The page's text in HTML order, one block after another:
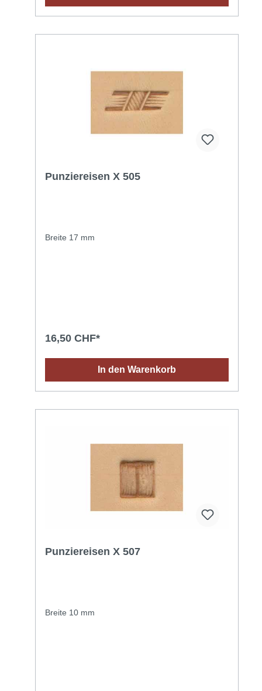
Punziereisen X 505
Breite 17 mm
16,50 CHF*
In den Warenkorb
Punziereisen X 507
Breite 10 mm